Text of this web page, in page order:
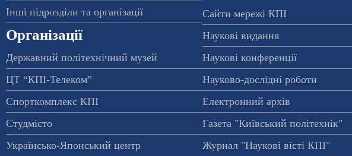
Інші підрозділи та організації
Організації
Державний політехнічний музей
ЦТ “КПІ-Телеком”
Спорткомплекс КПІ
Студмісто
Українсько-Японський центр
Сайти мережі КПІ
Наукові видання
Наукові конференції
Науково-дослідні роботи
Електронний архів
Газета "Київський політехнік"
Журнал "Наукові вісті КПІ"